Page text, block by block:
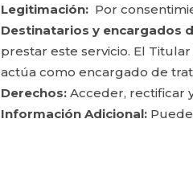
Legitimación: Por
Destinatarios y encargados
prestar este servicio. El
actúa como encargado de
Derechos: Acceder, rectificar
Información Adicional: